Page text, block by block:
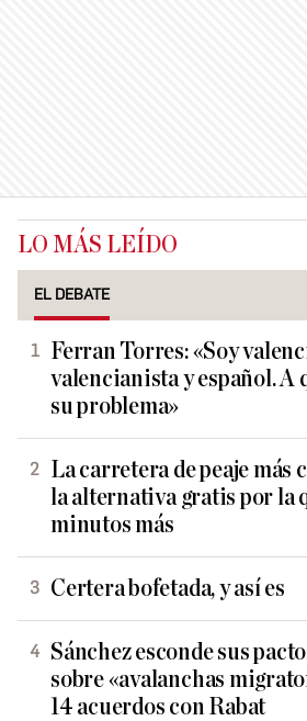
LO MÁS LEÍDO
EL DEBATE
Ferran Torres: «Soy
valencianista y español. A
su problema»
La carretera de peaje más
la alternativa gratis por la
minutos más
Certera bofetada, y así es
Sánchez esconde sus
sobre «avalanchas
14 acuerdos con Rabat